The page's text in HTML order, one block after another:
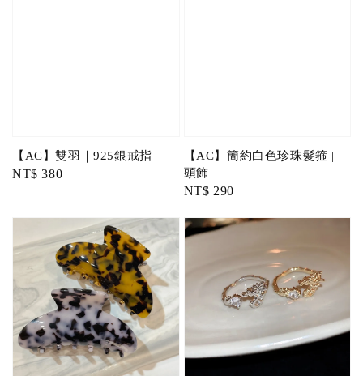
【AC】雙羽｜925銀戒指
Regular
NT$ 380
【AC】簡約白色珍珠髮箍 |
頭飾
Regular
NT$ 290